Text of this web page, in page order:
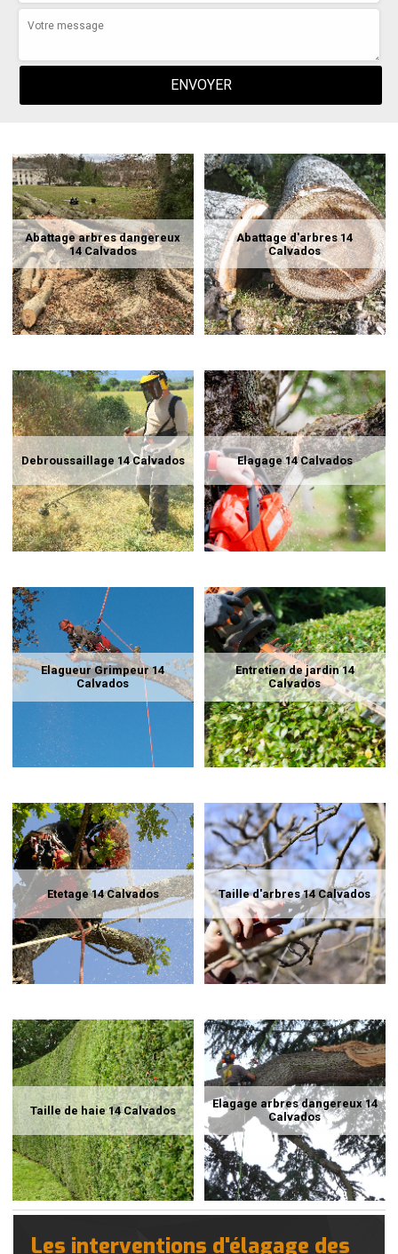
Abattage arbres dangereux
14 Calvados
Abattage d'arbres 14
Calvados
Debroussaillage 14 Calvados Elagage 14 Calvados
Elagueur Grimpeur 14
Calvados
Entretien de jardin 14
Calvados
Etetage 14 Calvados Taille d'arbres 14 Calvados
Taille de haie 14 Calvados
Elagage arbres dangereux 14
Calvados
Les interventions d'élagage des